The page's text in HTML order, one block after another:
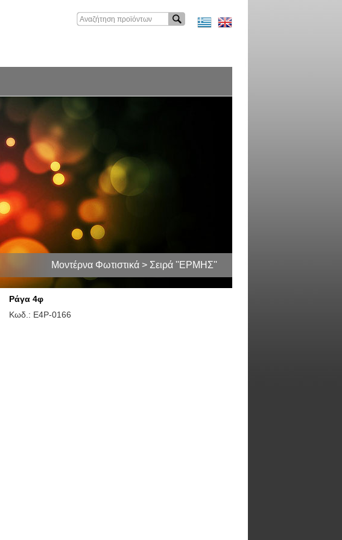
Μοντέρνα Φωτιστικά > Σειρά ''ΕΡΜΗΣ''
Ράγα 4φ
Κωδ.: E4P-0166